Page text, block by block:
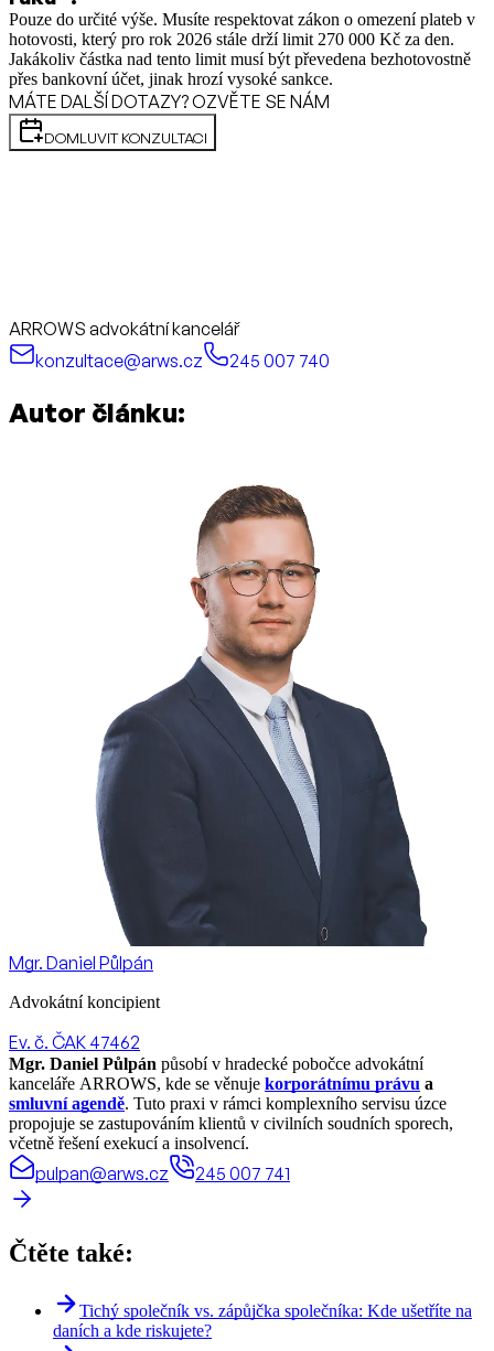
Pouze do určité výše. Musíte respektovat zákon o omezení plateb v
hotovosti, který pro rok 2026 stále drží limit 270 000 Kč za den.
Jakákoliv částka nad tento limit musí být převedena bezhotovostně
přes bankovní účet, jinak hrozí vysoké sankce.
MÁTE DALŠÍ DOTAZY? OZVĚTE SE NÁM
DOMLUVIT KONZULTACI
ARROWS advokátní kancelář
konzultace@arws.cz
245 007 740
Autor článku:
Mgr. Daniel Půlpán
Advokátní koncipient
Ev. č. ČAK 47462
Mgr. Daniel Půlpán působí v hradecké pobočce advokátní
kanceláře ARROWS, kde se věnuje korporátnímu právu a
smluvní agendě. Tuto praxi v rámci komplexního servisu úzce
propojuje se zastupováním klientů v civilních soudních sporech,
včetně řešení exekucí a insolvencí.
pulpan@arws.cz 245 007 741
Čtěte také:
Tichý společník vs. zápůjčka společníka: Kde ušetříte na
daních a kde riskujete?